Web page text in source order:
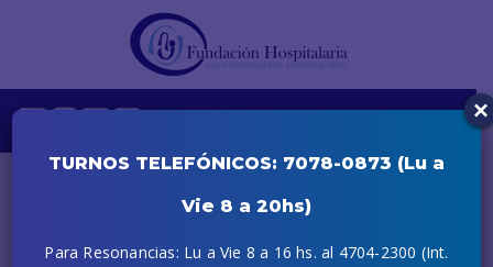
TURNOS TELEFÓNICOS: 7078-0873 (Lu a
Vie 8 a 20hs)
Para Resonancias: Lu a Vie 8 a 16 hs. al 4704-2300 (Int.
×